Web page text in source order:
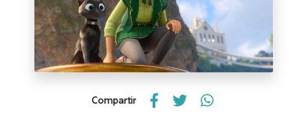
Compartir